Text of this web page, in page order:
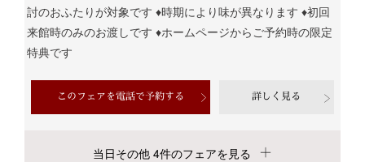
討のおふたりが対象です ♦時期により味が異なります ♦初回
来館時のみのお渡しです ♦ホームページからご予約時の限定
特典です
このフェアを電話で予約する 詳しく見る
当日その他 4件のフェアを見る